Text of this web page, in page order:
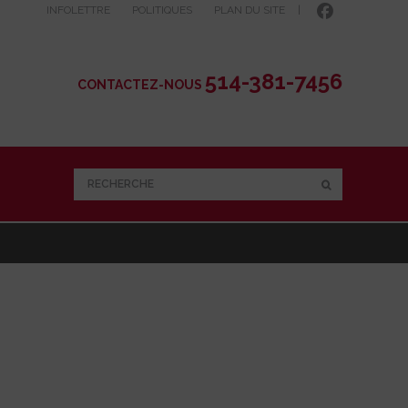
INFOLETTRE POLITIQUES PLAN DU SITE
CONTACTEZ-NOUS 514-381-7456
RECHERCHE